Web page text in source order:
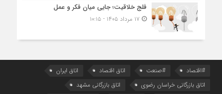
فلج خلاقیت؛ جایی میان فکر و عمل
#اقتصاد #صنعت اتاق اقتصاد
اتاق ایران
اتاق بازرگانی خراسان رضوی
اتاق بازرگانی مشهد